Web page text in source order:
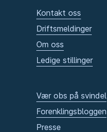
Kontakt oss
Driftsmeldinger
Om oss
Ledige stillinger
Vær obs på svindel
Forenklingsbloggen
Presse